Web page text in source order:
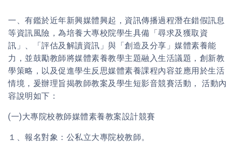
一、有鑑於近年新興媒體興起，資訊傳播過程潛在錯假訊息
等資訊風險，為培養大專校院學生具備「尋求及獲取資
訊」、「評估及解讀資訊」與「創造及分享」媒體素養能
力，並鼓勵教師將媒體素養教學主題融入生活議題，創新教
學策略，以及促進學生反思媒體素養課程內容並應用於生活
情境，爰辦理旨揭教師教案及學生短影音競賽活動， 活動
容說明如下：
(一)大專院校教師媒體素養教案設計競賽
１、報名對象：公私立大專院校教師。